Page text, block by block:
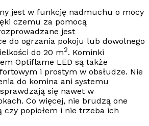
jest w funkcję nadmuchu o mocy
czemu za pomocą
jest
do ogrzania pokoju lub dowolnego
do 20 m2. Kominki
Optiflame LED są także
i prostym w obsłudze. Nie
do komina ani systemu
się nawet w
Co więcej, nie brudzą one
czy popiołem i nie trzeba ich